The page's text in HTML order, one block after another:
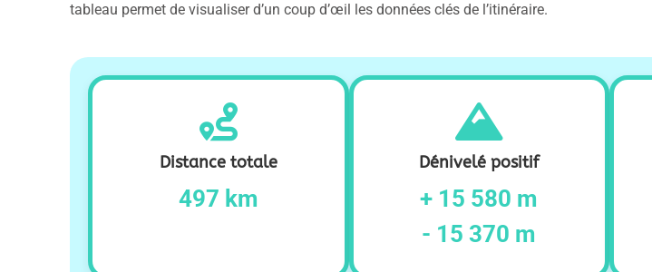
tableau permet de visualiser d’un coup d’œil les données clés de l’itinéraire.
Distance totale
497 km
Dénivelé positif
+ 15 580 m
- 15 370 m